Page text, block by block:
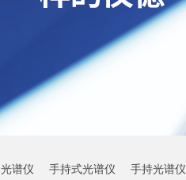
光谱仪 手持式光谱仪 手持光谱仪